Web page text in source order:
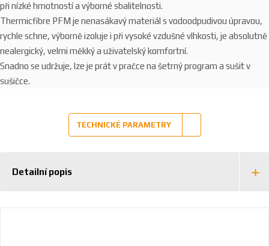
při nízké hmotností a výborné sbalitelnosti.
Thermicfibre PFM je nenasákavý materiál s vodoodpudivou úpravou,
rychle schne, výborně izoluje i při vysoké vzdušné vlhkosti, je absolutně
nealergický, velmi měkký a uživatelský komfortní.
Snadno se udržuje, lze je prát v pračce na šetrný program a sušit v
sušičce.
TECHNICKÉ PARAMETRY
Detailní popis